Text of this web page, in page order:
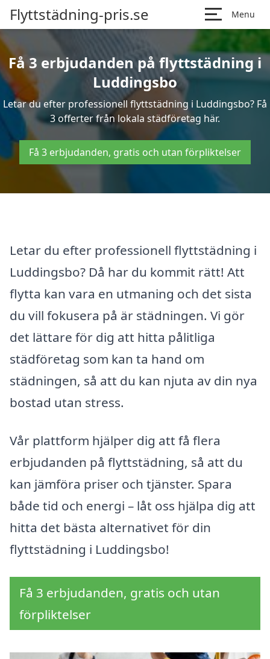
Flyttstädning-pris.se Menu
Få 3 erbjudanden på flyttstädning i
Luddingsbo
Letar du efter professionell flyttstädning i Luddingsbo? Få
3 offerter från lokala städföretag här.
Få 3 erbjudanden, gratis och utan förpliktelser
Letar du efter professionell flyttstädning i
Luddingsbo? Då har du kommit rätt! Att
flytta kan vara en utmaning och det sista
du vill fokusera på är städningen. Vi gör
det lättare för dig att hitta pålitliga
städföretag som kan ta hand om
städningen, så att du kan njuta av din nya
bostad utan stress.
Vår plattform hjälper dig att få flera
erbjudanden på flyttstädning, så att du
kan jämföra priser och tjänster. Spara
både tid och energi – låt oss hjälpa dig att
hitta det bästa alternativet för din
flyttstädning i Luddingsbo!
Få 3 erbjudanden, gratis och utan
förpliktelser